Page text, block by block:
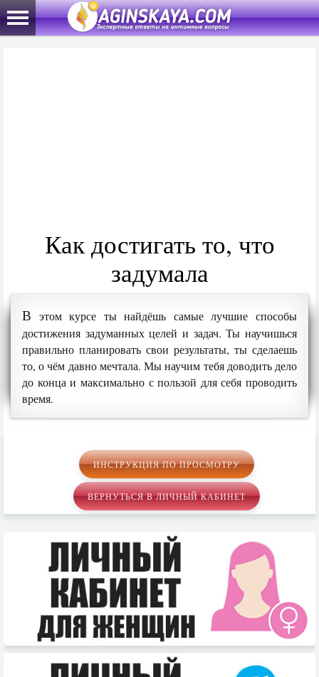
Как достигать то, что
задумала
В этом курсе ты найдёшь самые лучшие способы
достижения задуманных целей и задач. Ты научишься
правильно планировать свои результаты, ты сделаешь
то, о чём давно мечтала. Мы научим тебя доводить дело
до конца и максимально с пользой для себя проводить
время.
ИНСТРУКЦИЯ ПО ПРОСМОТРУ
ВЕРНУТЬСЯ В ЛИЧНЫЙ КАБИНЕТ